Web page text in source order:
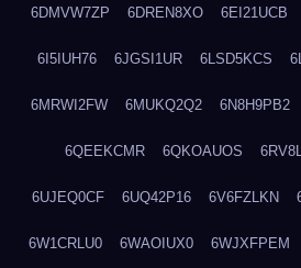
6DMVW7ZP 6DREN8XO 6EI21UCB
6I5IUH76 6JGSI1UR 6LSD5KCS
6MRWI2FW 6MUKQ2Q2 6N8H9PB2
6QEEKCMR 6QKOAUOS
6UJEQ0CF 6UQ42P16 6V6FZLKN
6W1CRLU0 6WAOIUX0 6WJXFPEM